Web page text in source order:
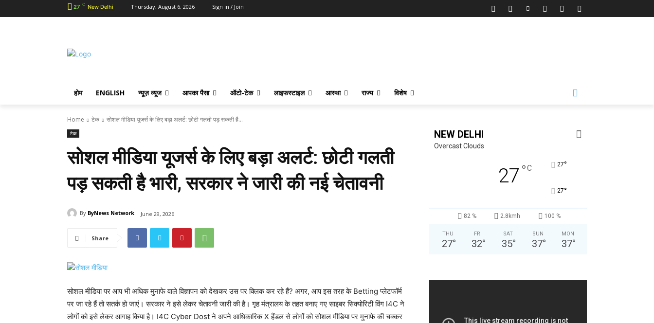
27 C New Delhi Thursday, August 6, 2026 Sign in / Join
होम ENGLISH न्यूज़ व्यूज आपका पैसा ऑटो-टेक लाइफस्टाइल आस्था राज्य विशेष
Home टेक सोशल मीडिया यूजर्स के लिए बड़ा अलर्ट: छोटी गलती पड़ सकती है...
टेक
सोशल मीडिया यूजर्स के लिए बड़ा अलर्ट: छोटी गलती
पड़ सकती है भारी, सरकार ने जारी की नई चेतावनी
By ByNews Network June 29, 2026
Share
सोशल मीडिया पर आप भी अधिक मुनाफे वाले विज्ञापन को देखकर उस पर क्लिक कर रहे हैं? अगर, आप इस तरह के Betting प्लेटफॉर्म
पर जा रहे हैं तो सतर्क हो जाएं। सरकार ने इसे लेकर चेतावनी जारी की है। गृह मंत्रालय के तहत बनाए गए साइबर सिक्योरिटी विंग I4C ने
लोगों को इसे लेकर आगाह किया है। I4C Cyber Dost ने अपने आधिकारिक X हैंडल से लोगों को सोशल मीडिया पर मुनाफे की चक्कर
NEW DELHI
Overcast Clouds
27 °C 27°
27°
82 % 2.8kmh 100 %
THU
27°
FRI
32°
SAT
35°
SUN
37°
MON
37°